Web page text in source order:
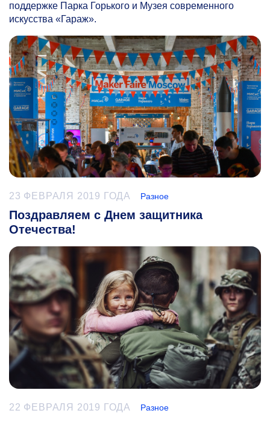
поддержке Парка Горького и Музея современного
искусства «Гараж».
23 ФЕВРАЛЯ 2019 ГОДА Разное
Поздравляем с Днем защитника
Отечества!
22 ФЕВРАЛЯ 2019 ГОДА Разное